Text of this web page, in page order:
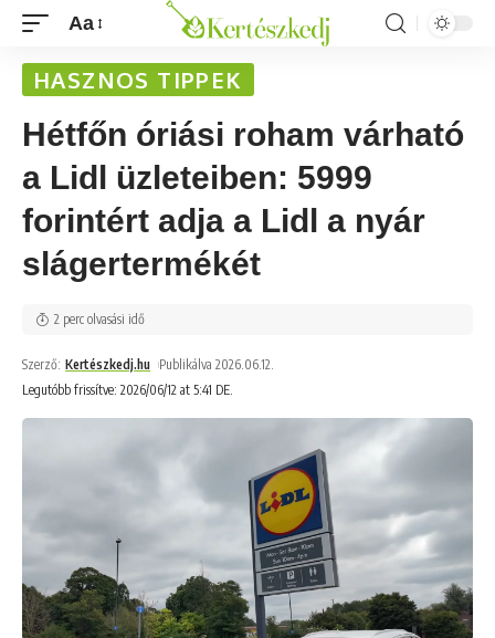
Aa
HASZNOS TIPPEK
Hétfőn óriási roham várható
a Lidl üzleteiben: 5999
forintért adja a Lidl a nyár
slágertermékét
Legutóbb frissítve: 2026/06/12 at 5:41 DE.
Szerző: Kertészkedj.hu Publikálva 2026.06.12.
2 perc olvasási idő